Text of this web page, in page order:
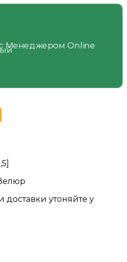
с Менеджером Online
доставки утоняйте у